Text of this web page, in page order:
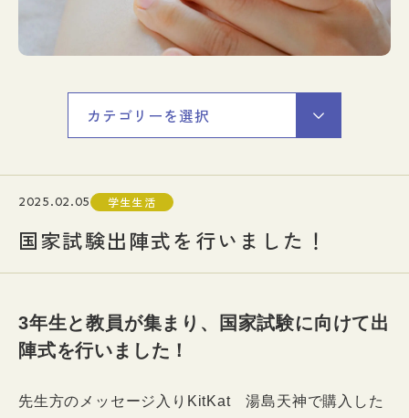
キャンパスライフ
進路・就職
イベント
アクセス
附属臨床施設
対象者別
2025.02.05 学生生活
国家試験出陣式を行いました！
3年生と教員が集まり、国家試験に向けて出
陣式を行いました！
先生方のメッセージ入りKitKat 湯島天神で購入した